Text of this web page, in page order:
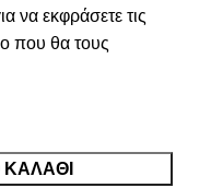
να εκφράσετε τις
που θα τους